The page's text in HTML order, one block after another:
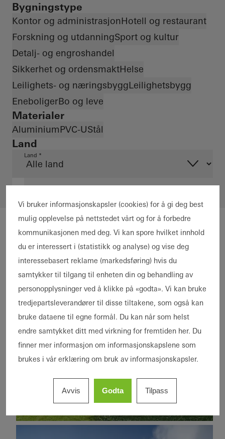
Bygningstype
Kontor og administrasjonHotell og restaurant
Forskning og utdanningSport og kultur
Detalj- og engroshandel
Sikkerhet og ordensmaktHelse
Leilighets- og næringsbyggLeilighetsbygg
EneboligerBo og leve
Materialer
AluminiumPVC-UStål
Land
Land *
næringsbygg
LEED
Deutschlandhaus
Leilighetsbygg
Renovering
Vinduer
Skyve- og foldedører
Germany
Wohnkomplex an der
Corellistraße
Vi bruker informasjonskapsler (cookies) for å gi deg best
mulig opplevelse på nettstedet vårt og for å forbedre
kommunikasjonen med deg. Vi kan spore hvilket innhold
du er interessert i (statistikk og analyse) og vise deg
interessebasert reklame (markedsføring) hvis du
samtykker til tilgang til enheten din og behandling av
personopplysninger ved å klikke på «godta». Vi kan bruke
tredjepartsleverandører til disse tiltakene, som også kan
bruke dataene til egne formål. Du kan når som helst
endre samtykket ditt med virkning for fremtiden her. Du
finner mer informasjon om informasjonskapslene som
brukes i vår erklæring om bruk av informasjonskapsler.
Avvis Godta Tilpass